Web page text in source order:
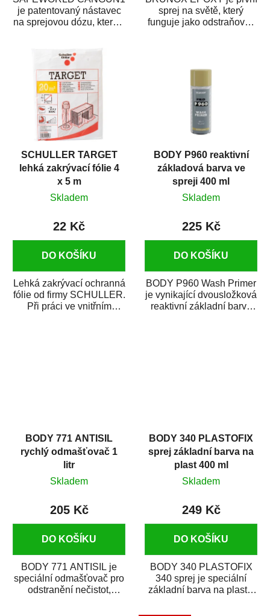
je patentovaný nástavec
na sprejovou dózu, který ji
sprej na světě, který
funguje jako odstraňovač
SCHULLER TARGET
lehká zakrývací fólie 4
x 5 m
Skladem
22 Kč
DO KOŠÍKU
Lehká zakrývací ochranná
fólie od firmy SCHULLER.
Při práci ve vnitřním
BODY P960 reaktivní
základová barva ve
spreji 400 ml
Skladem
225 Kč
DO KOŠÍKU
BODY P960 Wash Primer
je vynikající dvousložková
reaktivní základní barva
BODY 771 ANTISIL
rychlý odmašťovač 1
litr
Skladem
205 Kč
DO KOŠÍKU
BODY 771 ANTISIL je
speciální odmašťovač pro
odstranění nečistot,
BODY 340 PLASTOFIX
sprej základní barva na
plast 400 ml
Skladem
249 Kč
DO KOŠÍKU
BODY 340 PLASTOFIX
340 sprej je speciální
základní barva na plasty,
vrchních...